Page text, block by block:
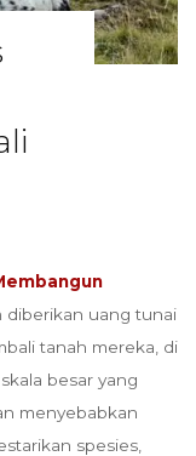
diberikan uang tunai
tanah mereka, di
besar yang
menyebabkan
spesies,